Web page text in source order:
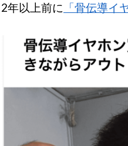
2年以上前に 「骨伝導イ